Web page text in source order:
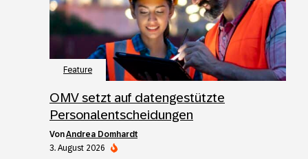
Feature
OMV setzt auf datengestützte
Personalentscheidungen
vonAndrea Domhardt
3. August 2026